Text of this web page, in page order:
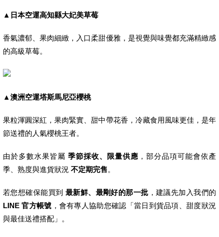
▲ 日本空運高知縣大妃美草莓
香氣濃郁、果肉細緻，入口柔甜優雅，是視覺與味覺都充滿精緻感
的高級草莓。
▲澳洲空運塔斯馬尼亞櫻桃
果粒渾圓深紅，果肉緊實、甜中帶花香，冷藏食用風味更佳，是年
節送禮的人氣櫻桃王者。
由於多數水果皆屬 季節採收、限量供應 ，部分品項可能會依產
季、熟度與進貨狀況 不定期完售。
若您想確保能買到 最新鮮、最剛好的那一批 ，建議先加入我們的
LINE 官方帳號 ，會有專人協助您確認「當日到貨品項、甜度狀況
與最佳送禮搭配」。